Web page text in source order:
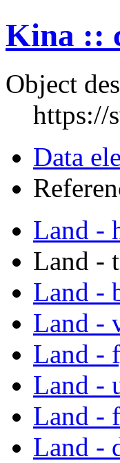
Kina ::
Object
https://
Data
Land -
Land -
Land -
Land -
Land -
Land -
Land -
Land -